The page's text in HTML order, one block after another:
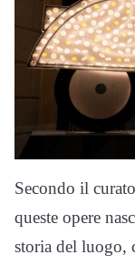
Secondo il
queste opere
storia del luogo,